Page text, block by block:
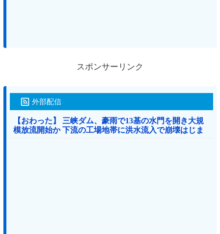
スポンサーリンク
外部配信
【おわった】 三峡ダム、豪雨で13基の水門を開き大規
模放流開始か 下流の工場地帯に洪水流入で崩壊はじま
る